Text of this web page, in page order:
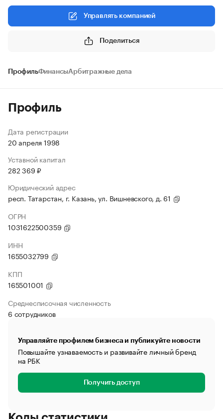
Управлять компанией
Поделиться
ПрофильФинансыАрбитражные дела
Профиль
Дата регистрации
20 апреля 1998
Уставной капитал
282 369 ₽
Юридический адрес
респ. Татарстан, г. Казань, ул. Вишневского, д. 61
ОГРН
1031622500359
ИНН
1655032799
КПП
165501001
Среднесписочная численность
6 сотрудников
Управляйте профилем бизнеса и публикуйте новости
Повышайте узнаваемость и развивайте личный бренд
на РБК
Получить доступ